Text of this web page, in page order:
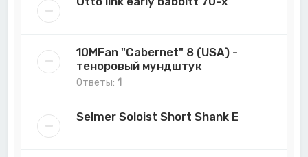
10MFan "Cabernet" 8 (USA) -
теноровый мундштук
Ответы: 1
Selmer Soloist Short Shank E